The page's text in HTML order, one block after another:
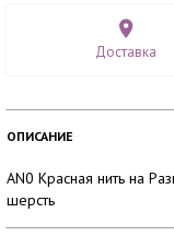
Доставка
ОПИСАНИЕ
AN0 Красная нить на
шерсть